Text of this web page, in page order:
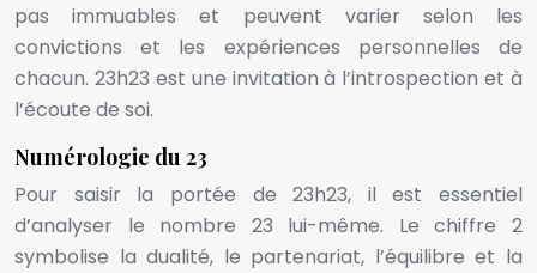
pas immuables et peuvent varier selon les
convictions et les expériences personnelles de
chacun. 23h23 est une invitation à l’introspection et à
l’écoute de soi.
Numérologie du 23
Pour saisir la portée de 23h23, il est essentiel
d’analyser le nombre 23 lui-même. Le chiffre 2
symbolise la dualité, le partenariat, l’équilibre et la